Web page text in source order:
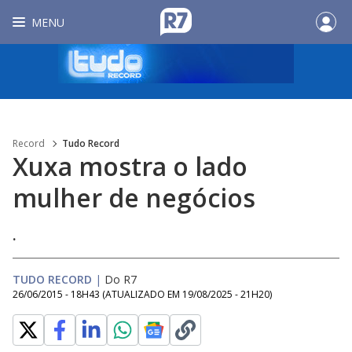
MENU
Record Tudo Record
Xuxa mostra o lado
mulher de negócios
.
TUDO RECORD | Do R7
26/06/2015 - 18H43 (ATUALIZADO EM 19/08/2025 - 21H20)